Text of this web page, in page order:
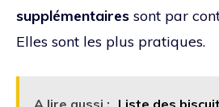
supplémentaires sont par
Elles sont les plus pratiques.
A lire aussi : Liste des